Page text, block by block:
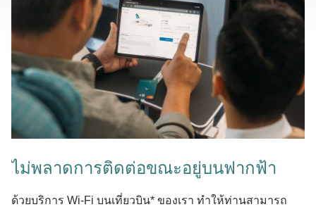
ไม่พลาดการติดต่อขณะอยู่บนฟากฟ้า
ด้วยบริการ Wi-Fi บนเที่ยวบิน* ของเรา ทำให้ท่านสามารถ